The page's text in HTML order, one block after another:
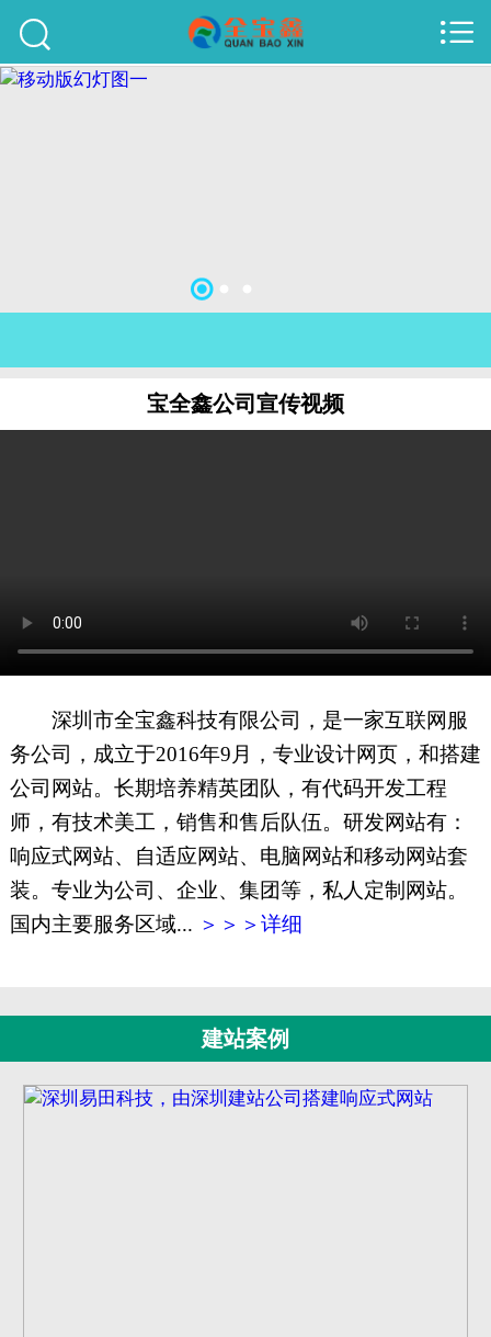
关于我们
联系我们
51La
XML地图


宝全鑫公司宣传视频
深圳市全宝鑫科技有限公司，是一家互联网服
务公司，成立于2016年9月，专业设计网页，和搭建
公司网站。长期培养精英团队，有代码开发工程
师，有技术美工，销售和售后队伍。研发网站有：
响应式网站、自适应网站、电脑网站和移动网站套
装。专业为公司、企业、集团等，私人定制网站。
国内主要服务区域... ＞＞＞详细
建站案例